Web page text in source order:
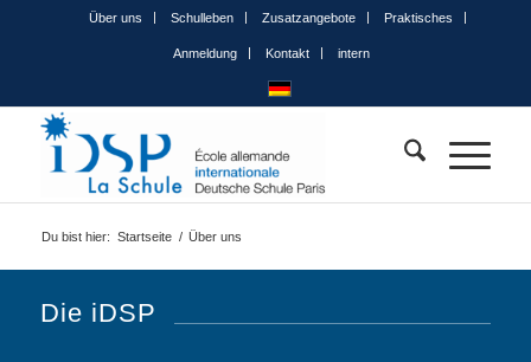
Über uns Schulleben Zusatzangebote Praktisches
Anmeldung Kontakt intern
Du bist hier: Startseite / Über uns
Die iDSP